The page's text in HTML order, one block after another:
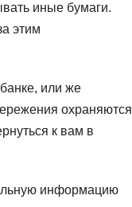
иные бумаги.
этим
или же
охраняются
к вам в
информацию